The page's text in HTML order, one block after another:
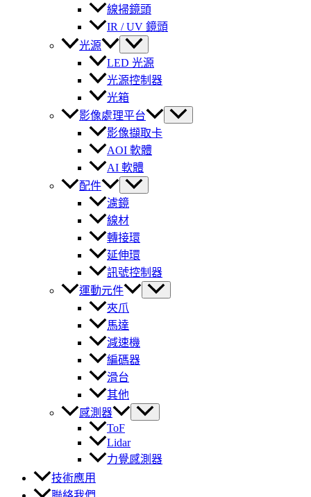
線掃鏡頭
IR / UV 鏡頭
光源
LED 光源
光源控制器
光箱
影像處理平台
影像擷取卡
AOI 軟體
AI 軟體
配件
濾鏡
線材
轉接環
延伸環
訊號控制器
運動元件
夾爪
馬達
減速機
編碼器
滑台
其他
感測器
ToF
Lidar
力覺感測器
技術應用